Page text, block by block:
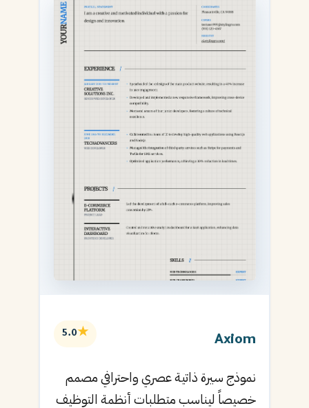
Axiom
★
5.0
نموذج سيرة ذاتية عصري واحترافي مصمم
خصيصاً ليناسب متطلبات أنظمة التوظيف